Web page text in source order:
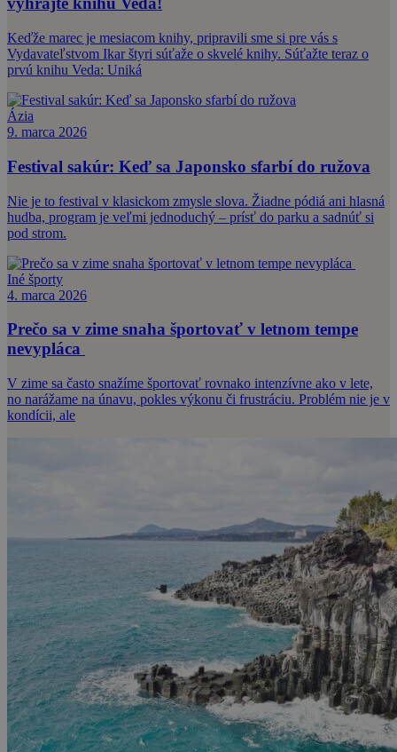
Keďže marec je mesiacom knihy, pripravili sme si pre vás s
Vydavateľstvom Ikar štyri súťaže o skvelé knihy. Súťažte teraz o
prvú knihu Veda: Uniká
Ázia
9. marca 2026
Festival sakúr: Keď sa Japonsko sfarbí do ružova
Nie je to festival v klasickom zmysle slova. Žiadne pódiá ani hlasná
hudba, program je veľmi jednoduchý – prísť do parku a sadnúť si
pod strom.
Iné športy
4. marca 2026
Prečo sa v zime snaha športovať v letnom tempe
nevypláca
V zime sa často snažíme športovať rovnako intenzívne ako v lete,
no narážame na únavu, pokles výkonu či frustráciu. Problém nie je v
kondícii, ale